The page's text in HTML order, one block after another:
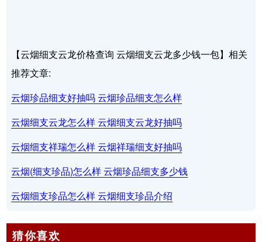
【云烟细支云龙价格查询 云烟细支云龙多少钱一包】相关
推荐文章:
云烟珍品细支好抽吗 云烟珍品细支怎么样
云烟细支云龙怎么样 云烟细支云龙好抽吗
云烟细支祥瑞怎么样 云烟祥瑞细支好抽吗
云烟(细支珍品)怎么样 云烟珍品细支多少钱
云烟细支珍品怎么样 云烟细支珍品介绍
猜你喜欢